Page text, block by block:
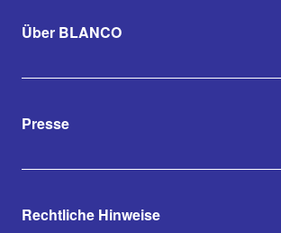
Über BLANCO
Presse
Rechtliche Hinweise